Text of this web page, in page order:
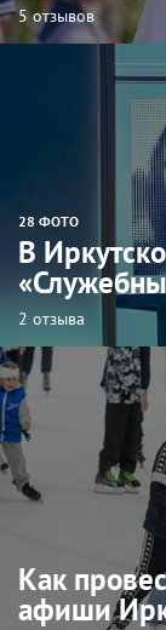
5 отзывов
28 ФОТО
В
2 отзыва
Как
афиши